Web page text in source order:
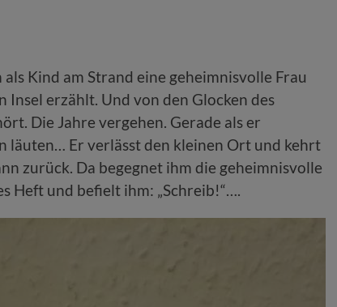
Kind am Strand eine geheimnisvolle Frau
Insel erzählt. Und von den Glocken des
Die Jahre vergehen. Gerade als er
läuten… Er verlässt den kleinen Ort und kehrt
zurück. Da begegnet ihm die geheimnisvolle
Heft und befielt ihm: „Schreib!“….